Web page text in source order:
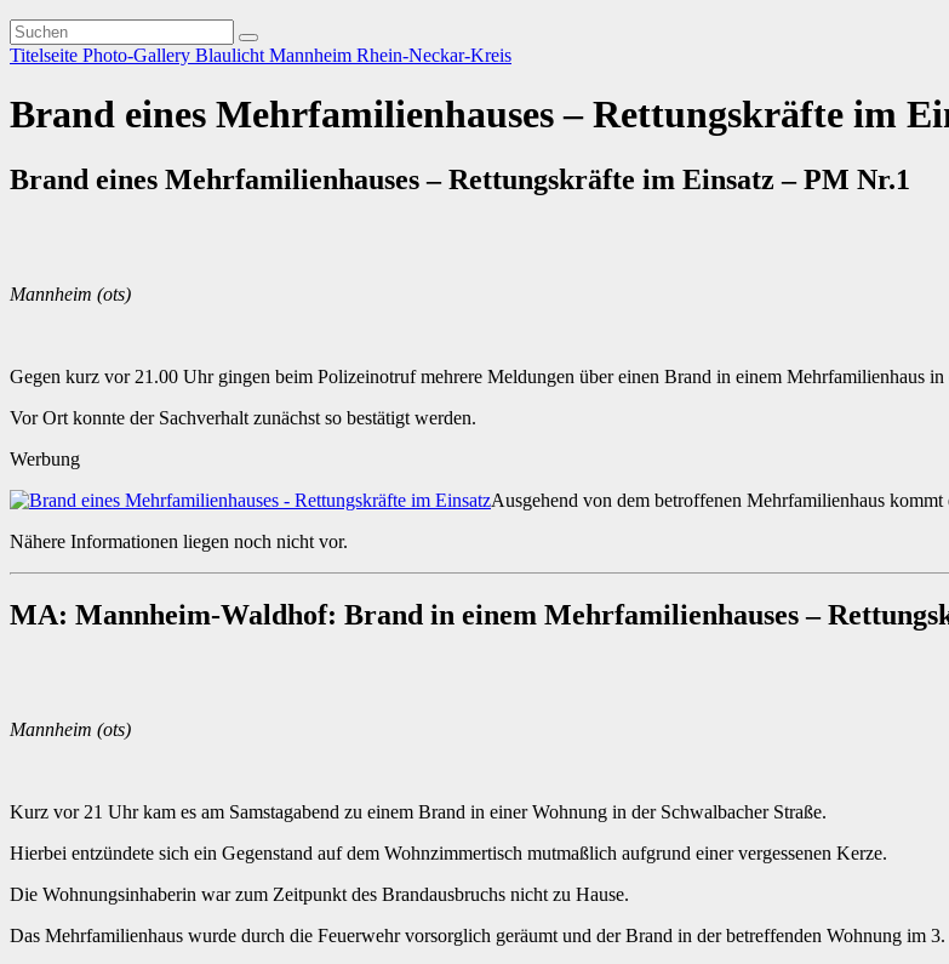
Titelseite Photo-Gallery Blaulicht Mannheim Rhein-Neckar-Kreis
Brand eines Mehrfamilienhauses – Rettungskräfte im
Brand eines Mehrfamilienhauses – Rettungskräfte im Einsatz – PM Nr.1
Mannheim (ots)
Gegen kurz vor 21.00 Uhr gingen beim Polizeinotruf mehrere Meldungen über einen Brand in einem Mehrfamilienhaus
Vor Ort konnte der Sachverhalt zunächst so bestätigt werden.
Werbung
Ausgehend von dem betroffenen Mehrfamilienhaus
Nähere Informationen liegen noch nicht vor.
MA: Mannheim-Waldhof: Brand in einem Mehrfamilienhauses –
Mannheim (ots)
Kurz vor 21 Uhr kam es am Samstagabend zu einem Brand in einer Wohnung in der Schwalbacher Straße.
Hierbei entzündete sich ein Gegenstand auf dem Wohnzimmertisch mutmaßlich aufgrund einer vergessenen Kerze.
Die Wohnungsinhaberin war zum Zeitpunkt des Brandausbruchs nicht zu Hause.
Das Mehrfamilienhaus wurde durch die Feuerwehr vorsorglich geräumt und der Brand in der betreffenden Wohnung im 3.